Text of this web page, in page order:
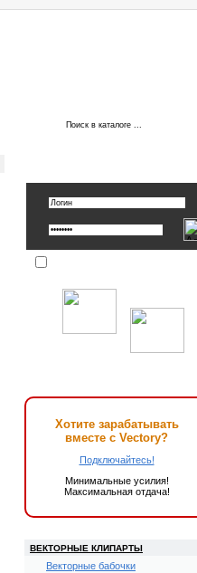
Хотите зарабатывать
вместе с Vectory?
Подключайтесь!
Минимальные усилия!
Максимальная отдача!
ВЕКТОРНЫЕ КЛИПАРТЫ
Векторные бабочки